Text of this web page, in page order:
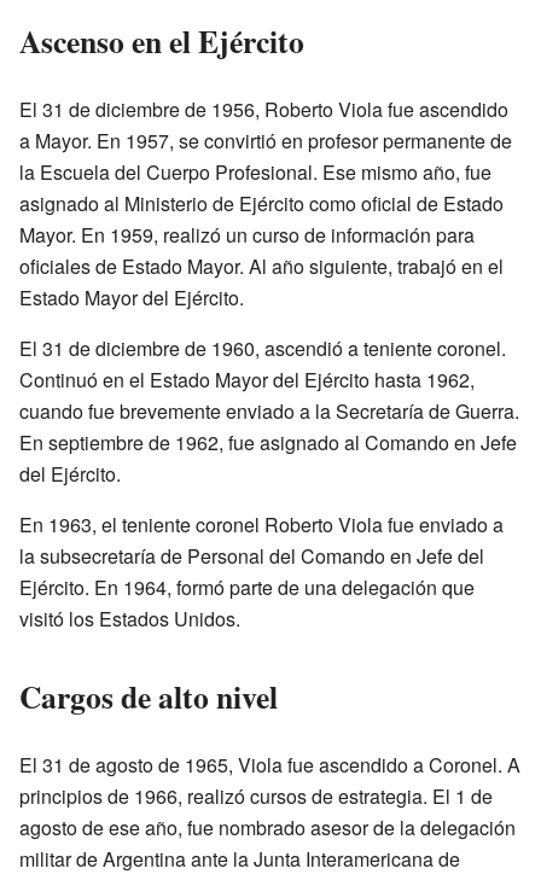
Ascenso en el Ejército
El 31 de diciembre de 1956, Roberto Viola fue ascendido
a Mayor. En 1957, se convirtió en profesor permanente de
la Escuela del Cuerpo Profesional. Ese mismo año, fue
asignado al Ministerio de Ejército como oficial de Estado
Mayor. En 1959, realizó un curso de información para
oficiales de Estado Mayor. Al año siguiente, trabajó en el
Estado Mayor del Ejército.
El 31 de diciembre de 1960, ascendió a teniente coronel.
Continuó en el Estado Mayor del Ejército hasta 1962,
cuando fue brevemente enviado a la Secretaría de Guerra.
En septiembre de 1962, fue asignado al Comando en Jefe
del Ejército.
En 1963, el teniente coronel Roberto Viola fue enviado a
la subsecretaría de Personal del Comando en Jefe del
Ejército. En 1964, formó parte de una delegación que
visitó los Estados Unidos.
Cargos de alto nivel
El 31 de agosto de 1965, Viola fue ascendido a Coronel. A
principios de 1966, realizó cursos de estrategia. El 1 de
agosto de ese año, fue nombrado asesor de la delegación
militar de Argentina ante la Junta Interamericana de